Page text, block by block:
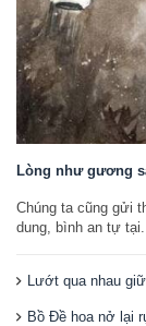
Lòng như gương
Chúng ta cũng gửi
dung, bình an tự tại.
Lướt qua nhau
Bồ Đề hoa nở lại